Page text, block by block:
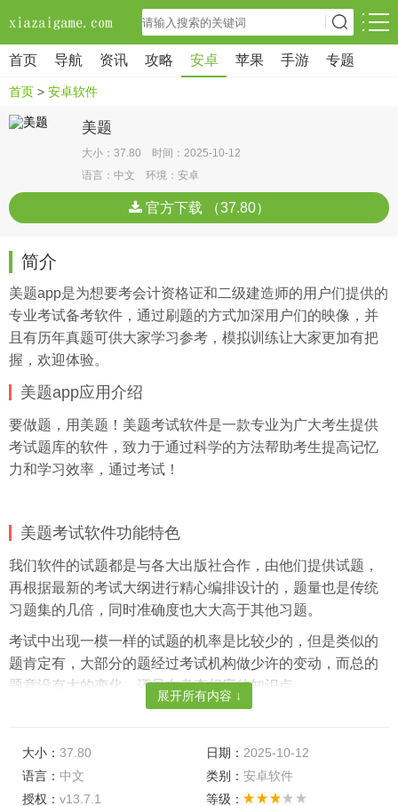
首页 导航 资讯 攻略 安卓 苹果 手游 专题
首页 > 安卓软件
美题
大小：37.80 时间：2025-10-12
语言：中文 环境：安卓
官方下载 （37.80）
简介
美题app是为想要考会计资格证和二级建造师的用户们提供的
专业考试备考软件，通过刷题的方式加深用户们的映像，并
且有历年真题可供大家学习参考，模拟训练让大家更加有把
握，欢迎体验。
美题app应用介绍
要做题，用美题！美题考试软件是一款专业为广大考生提供
考试题库的软件，致力于通过科学的方法帮助考生提高记忆
力和学习效率，通过考试！
美题考试软件功能特色
我们软件的试题都是与各大出版社合作，由他们提供试题，
再根据最新的考试大纲进行精心编排设计的，题量也是传统
习题集的几倍，同时准确度也大大高于其他习题。
考试中出现一模一样的试题的机率是比较少的，但是类似的
题肯定有，大部分的题经过考试机构做少许的变动，而总的
题意没有大的变化，还是在考查相应的知识点。
在考试中能有多少原题？
解答：考试中出现一模一样的试题的机率是比较少的，但是
展开所有内容 ↓
大小： 37.80 日期： 2025-10-12
语言： 中文 类别： 安卓软件
授权： v13.7.1
等级：